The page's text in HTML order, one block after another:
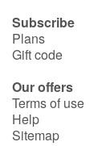
Subscribe
Plans
Gift code
Our offers
Terms of use
Help
Sitemap